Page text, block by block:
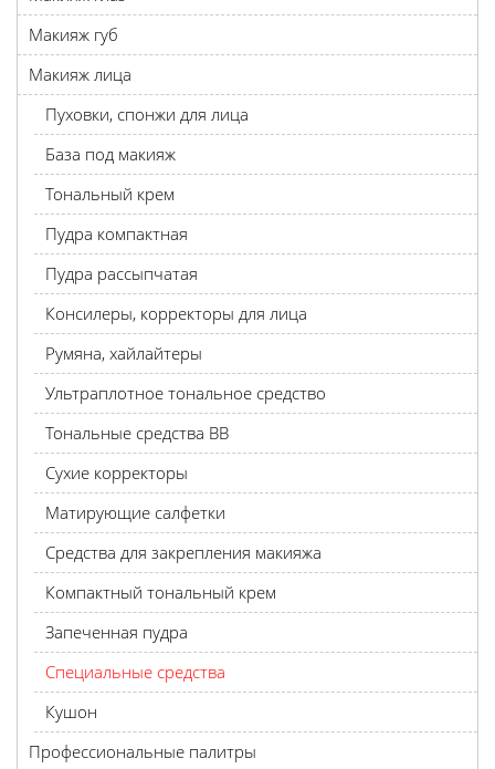
Макияж губ
Макияж лица
Пуховки, спонжи для лица
База под макияж
Тональный крем
Пудра компактная
Пудра рассыпчатая
Консилеры, корректоры для лица
Румяна, хайлайтеры
Ультраплотное тональное средство
Тональные средства BB
Сухие корректоры
Матирующие салфетки
Средства для закрепления макияжа
Компактный тональный крем
Запеченная пудра
Специальные средства
Кушон
Профессиональные палитры